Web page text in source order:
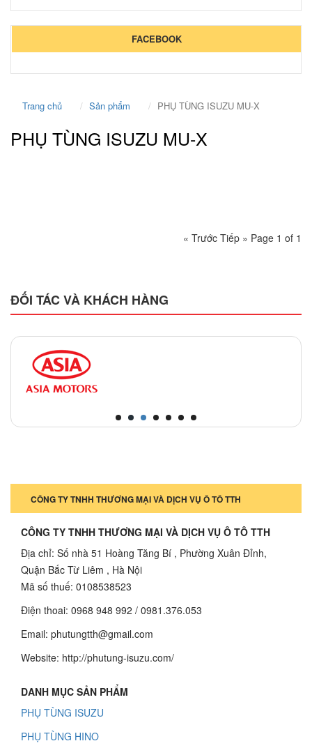
FACEBOOK
Trang chủ Sản phẩm PHỤ TÙNG ISUZU MU-X
PHỤ TÙNG ISUZU MU-X
« Trước Tiếp » Page 1 of 1
ĐỐI TÁC VÀ KHÁCH HÀNG
CÔNG TY TNHH THƯƠNG MẠI VÀ DỊCH VỤ Ô TÔ TTH
CÔNG TY TNHH THƯƠNG MẠI VÀ DỊCH VỤ Ô TÔ TTH
Địa chỉ: Số nhà 51 Hoàng Tăng Bí , Phường Xuân Đỉnh,
Quận Bắc Từ Liêm , Hà Nội
Mã số thuế: 0108538523
Điện thoai: 0968 948 992 / 0981.376.053
Email: phutungtth@gmail.com
Website: http://phutung-isuzu.com/
DANH MỤC SẢN PHẨM
PHỤ TÙNG ISUZU
PHỤ TÙNG HINO